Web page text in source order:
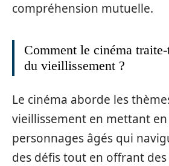
compréhension mutuelle.
Comment le cinéma
du vieillissement ?
Le cinéma aborde les
vieillissement en mettant
personnages âgés qui
des défis tout en offrant